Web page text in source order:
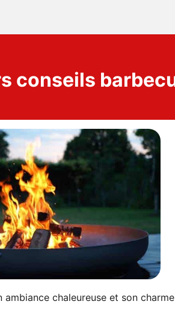
conseils
chaleureuse et son